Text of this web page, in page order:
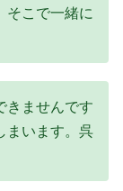
そこで一緒に
きませんです
まいます。呉